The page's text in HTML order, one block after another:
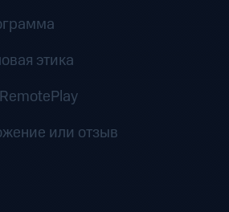
этика
или отзыв